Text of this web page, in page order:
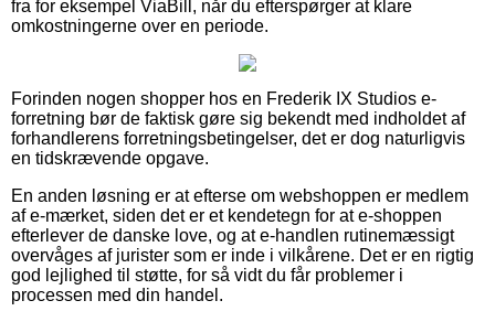
fra for eksempel ViaBill, når du efterspørger at klare
omkostningerne over en periode.
Forinden nogen shopper hos en Frederik IX Studios e-
forretning bør de faktisk gøre sig bekendt med indholdet af
forhandlerens forretningsbetingelser, det er dog naturligvis
en tidskrævende opgave.
En anden løsning er at efterse om webshoppen er medlem
af e-mærket, siden det er et kendetegn for at e-shoppen
efterlever de danske love, og at e-handlen rutinemæssigt
overvåges af jurister som er inde i vilkårene. Det er en rigtig
god lejlighed til støtte, for så vidt du får problemer i
processen med din handel.